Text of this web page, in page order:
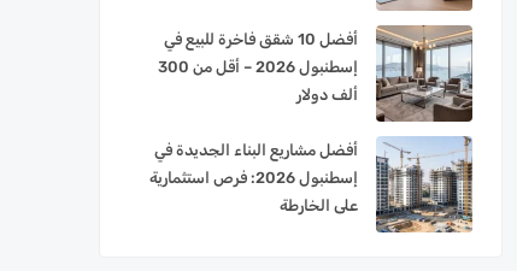
أفضل 10 شقق فاخرة للبيع في
إسطنبول 2026 – أقل من 300
ألف دولار
أفضل مشاريع البناء الجديدة في
إسطنبول 2026: فرص استثمارية
على الخارطة